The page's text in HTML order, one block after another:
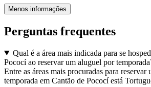
Menos informações
Perguntas frequentes
Qual é a área mais indicada para se
Pococí ao reservar um aluguel por
Entre as áreas mais procuradas para reservar
temporada em Cantão de Pococí está